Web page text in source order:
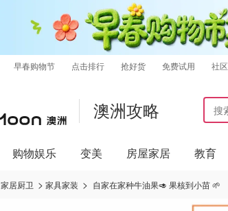
早春购物节 点击排行 抢好货 免费试用 社区
澳洲攻略
购物娱乐 变美 房屋家居 教育
家居厨卫 家具家装 自家在家种牛油果🥑 果核到小苗 🌱